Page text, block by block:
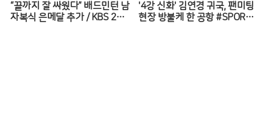
“끝까지 잘 싸웠다” 배드민턴 남
자복식 은메달 추가 / KBS 202
'4강 신화' 김연경 귀국, 팬미팅
현장 방불케 한 공항 #SPORTS